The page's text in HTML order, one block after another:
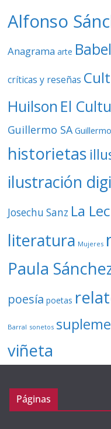
Alfonso
Anagrama arte
críticas y reseñas
Huilson El
Guillermo SA
historietas
ilustración
Josechu Sanz La
literatura Mujeres
Paula
poesía poetas
Barral sonetos
viñeta
Páginas